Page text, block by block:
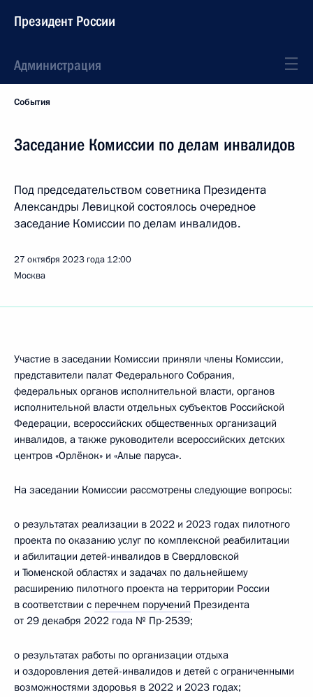
Президент России
Администрация
События
Заседание Комиссии по делам инвалидов
Под председательством советника Президента
Александры Левицкой состоялось очередное
заседание Комиссии по делам инвалидов.
27 октября 2023 года 12:00
Москва
Участие в заседании Комиссии приняли члены Комиссии,
представители палат Федерального Собрания,
федеральных органов исполнительной власти, органов
исполнительной власти отдельных субъектов Российской
Федерации, всероссийских общественных организаций
инвалидов, а также руководители всероссийских детских
центров «Орлёнок» и «Алые паруса».
На заседании Комиссии рассмотрены следующие вопросы:
о результатах реализации в 2022 и 2023 годах пилотного
проекта по оказанию услуг по комплексной реабилитации
и абилитации детей-инвалидов в Свердловской
и Тюменской областях и задачах по дальнейшему
расширению пилотного проекта на территории России
в соответствии с перечнем поручений Президента
от 29 декабря 2022 года № Пр-2539;
о результатах работы по организации отдыха
и оздоровления детей-инвалидов и детей с ограниченными
возможностями здоровья в 2022 и 2023 годах;